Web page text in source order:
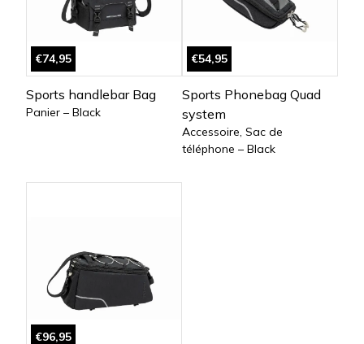
€74,95
Sports handlebar Bag
Panier – Black
€54,95
Sports Phonebag Quad
system
Accessoire, Sac de
téléphone – Black
€96,95